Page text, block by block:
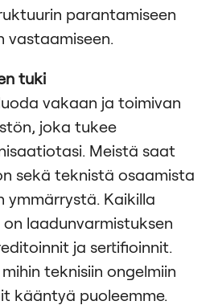
parantamiseen
vastaamiseen.
tuki
vakaan ja toimivan
joka tukee
Meistä saat
sekä teknistä osaamista
ymmärrystä. Kaikilla
laadunvarmistuksen
ja sertifioinnit.
teknisiin ongelmiin
kääntyä puoleemme.